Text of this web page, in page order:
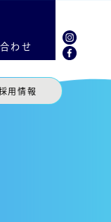
わせ
用情報